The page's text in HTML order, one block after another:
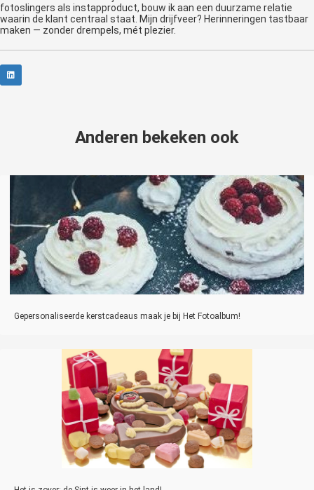
fotoslingers als instapproduct, bouw ik aan een duurzame relatie
waarin de klant centraal staat. Mijn drijfveer? Herinneringen tastbaar
maken — zonder drempels, mét plezier.
Anderen bekeken ook
Gepersonaliseerde kerstcadeaus maak je bij Het Fotoalbum!